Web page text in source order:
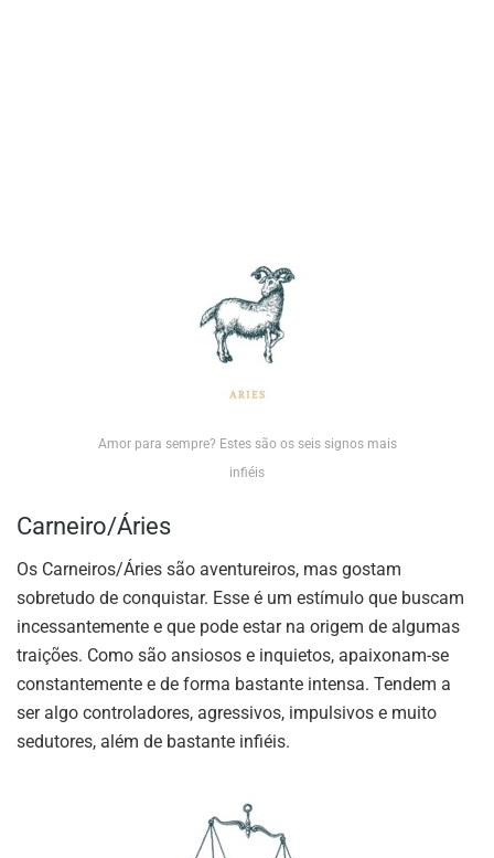
Amor para sempre? Estes são os seis signos mais
infiéis
Carneiro/Áries
Os Carneiros/Áries são aventureiros, mas gostam
sobretudo de conquistar. Esse é um estímulo que buscam
incessantemente e que pode estar na origem de algumas
traições. Como são ansiosos e inquietos, apaixonam-se
constantemente e de forma bastante intensa. Tendem a
ser algo controladores, agressivos, impulsivos e muito
sedutores, além de bastante infiéis.